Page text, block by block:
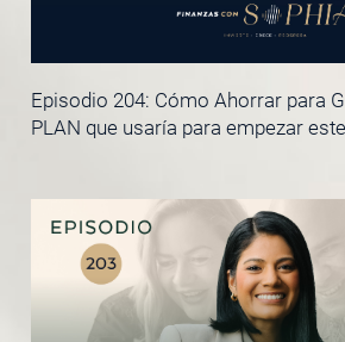
Episodio 204: Cómo Ahorrar para
PLAN que usaría para empezar